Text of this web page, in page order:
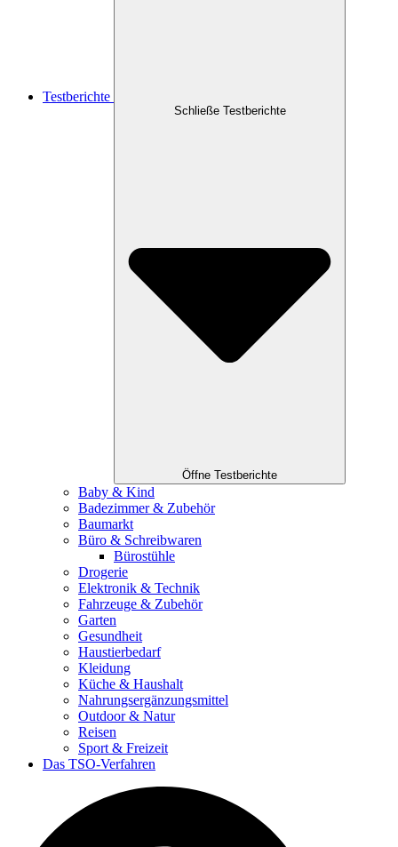
Testberichte
Schließe Testberichte
Öffne Testberichte
Baby & Kind
Badezimmer & Zubehör
Baumarkt
Büro & Schreibwaren
Bürostühle
Drogerie
Elektronik & Technik
Fahrzeuge & Zubehör
Garten
Gesundheit
Haustierbedarf
Kleidung
Küche & Haushalt
Nahrungsergänzungsmittel
Outdoor & Natur
Reisen
Sport & Freizeit
Das TSO-Verfahren